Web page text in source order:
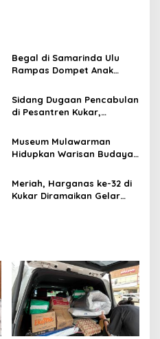
Begal di Samarinda Ulu
Rampas Dompet Anak
Ditangkap di Samboja
Sidang Dugaan Pencabulan
di Pesantren Kukar,
Minta Rehabilitasi
Museum Mulawarman
Hidupkan Warisan Budaya
Tradisional
Meriah, Harganas ke-32 di
Kukar Diramaikan Gelar